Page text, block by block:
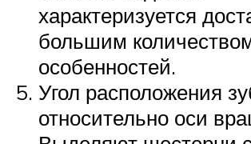
характеризуется
большим
особенностей.
Угол расположения
относительно оси